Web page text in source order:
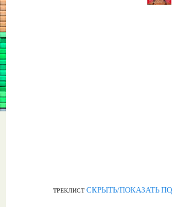
ТРЕКЛИСТ СКРЫТЬ/ПОКАЗАТЬ